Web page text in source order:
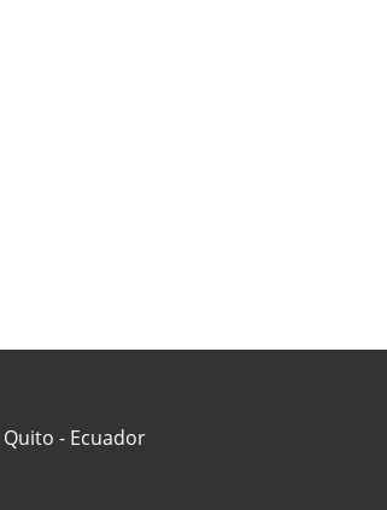
Quito - Ecuador